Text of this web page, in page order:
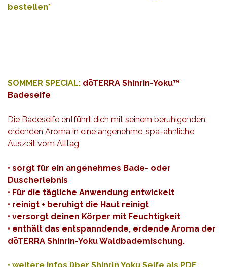
bestellen*
SOMMER SPECIAL: dōTERRA Shinrin-Yoku™
Badeseife
Die Badeseife entführt dich mit seinem beruhigenden,
erdenden Aroma in eine angenehme, spa-ähnliche
Auszeit vom Alltag
• sorgt für ein angenehmes Bade- oder
Duscherlebnis
• Für die tägliche Anwendung entwickelt
• reinigt + beruhigt die Haut reinigt
• versorgt deinen Körper mit Feuchtigkeit
• enthält das entspanndende, erdende Aroma der
dōTERRA Shinrin-Yoku Waldbademischung.